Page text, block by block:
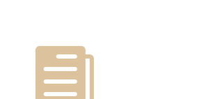
